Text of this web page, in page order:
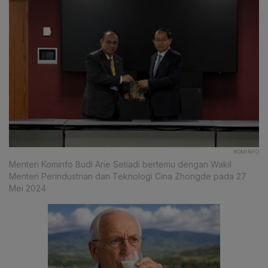
KOMINFO
Menteri Kominfo Budi Arie Setiadi bertemu dengan Wakil
Menteri Perindustrian dan Teknologi Cina Zhongde pada 27
Mei 2024